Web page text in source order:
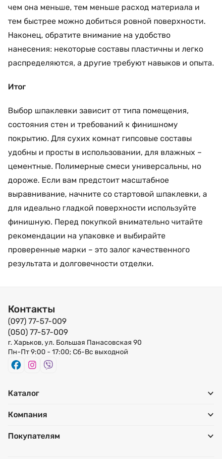
чем она меньше, тем меньше расход материала и
тем быстрее можно добиться ровной поверхности.
Наконец, обратите внимание на удобство
нанесения: некоторые составы пластичны и легко
распределяются, а другие требуют навыков и опыта.
Итог
Выбор шпаклевки зависит от типа помещения,
состояния стен и требований к финишному
покрытию. Для сухих комнат гипсовые составы
удобны и просты в использовании, для влажных –
цементные. Полимерные смеси универсальны, но
дороже. Если вам предстоит масштабное
выравнивание, начните со стартовой шпаклевки, а
для идеально гладкой поверхности используйте
финишную. Перед покупкой внимательно читайте
рекомендации на упаковке и выбирайте
проверенные марки – это залог качественного
результата и долговечности отделки.
Контакты
(097) 77-57-009
(050) 77-57-009
г. Харьков, ул. Большая Панасовская 90
Пн-Пт 9:00 - 17:00; Сб-Вс выходной
Каталог
Компания
Покупателям